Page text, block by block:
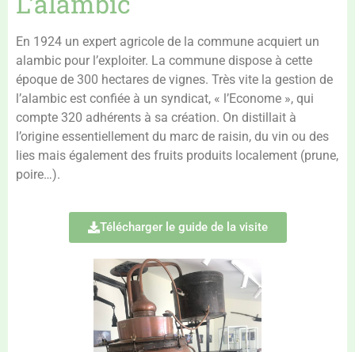
En 1924 un expert agricole de la commune acquiert un
alambic pour l’exploiter. La commune dispose à cette
époque de 300 hectares de vignes. Très vite la gestion de
l’alambic est confiée à un syndicat, « l’Econome », qui
compte 320 adhérents à sa création. On distillait à
l’origine essentiellement du marc de raisin, du vin ou des
lies mais également des fruits produits localement (prune,
poire…).
Télécharger le guide de la visite